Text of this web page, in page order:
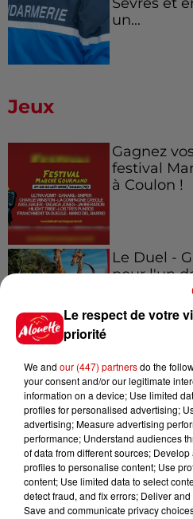
un...
Jeux
Gagnez
festival
à Coulon !
Le Duel -
pour l'un
votre
de la...
vous !
Le respect de votre
priorité
We and our (447) partnersdo the
your consent and/or our legitimate
information on a device; Use limited
profiles for personalised advertising;
advertising; Measure advertising
performance; Understand audiences
of data from different sources;
profiles to personalise content; Use
content; Use limited data to select
detect fraud, and fix errors; Deliver
Save and communicate privacy